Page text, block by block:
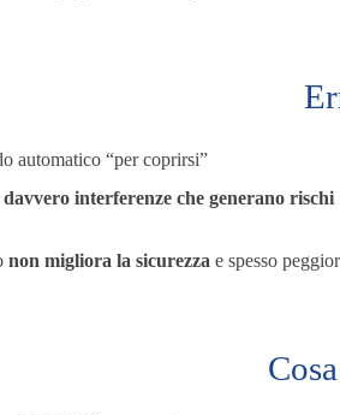
automatico “per coprirsi”
davvero interferenze che generano rischi
non migliora la sicurezza e spesso